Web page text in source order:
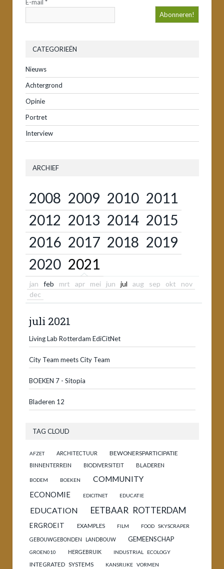
E-mail *
CATEGORIEËN
Nieuws
Achtergrond
Opinie
Portret
Interview
ARCHIEF
2008 2009 2010 2011
2012 2013 2014 2015
2016 2017 2018 2019
2020 2021
jan feb mrt apr mei jun jul aug sep okt
nov
dec
juli 2021
Living Lab Rotterdam EdiCitNet
City Team meets City Team
BOEKEN 7 - Sitopia
Bladeren 12
TAG CLOUD
AFZET ARCHITECTUUR BEWONERSPARTICIPATIE
BINNENTERREIN BIODIVERSITEIT BLADEREN
BODEM BOEKEN
COMMUNITY
ECONOMIE
EDICITNET EDUCATIE
EDUCATION EETBAAR ROTTERDAM
ERGROEIT EXAMPLES FILM FOOD SKYSCRAPER
GEBOUWGEBONDEN LANDBOUW GEMEENSCHAP
GROEN010 HERGEBRUIK INDUSTRIAL ECOLOGY
INTEGRATED SYSTEMS KANSRIJKE VORMEN